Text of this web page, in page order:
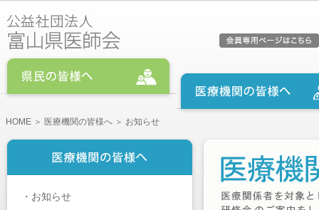
HOME ＞ 医療機関の皆様へ ＞ お知らせ
・ お知らせ